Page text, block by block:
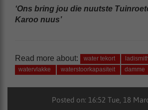
‘Ons bring jou die nuutste
Karoo nuus’
Read more about: water tekort
watervlakke
waterstoorkapasiteit damme
Posted on: 16:52 Tue, 18